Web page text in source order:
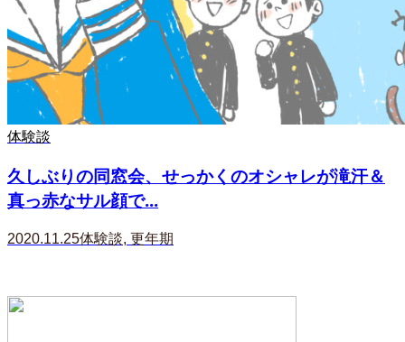
体験談
久しぶりの同窓会、せっかくのオシャレが滝汗＆
真っ赤なサル顔で...
2020.11.25体験談, 更年期